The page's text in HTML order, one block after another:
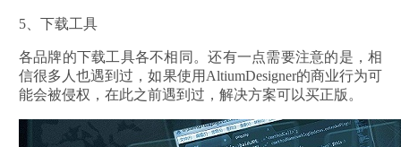
5、下载工具
各品牌的下载工具各不相同。还有一点需要注意的是，相
信很多人也遇到过，如果使用AltiumDesigner的商业行为可
能会被侵权，在此之前遇到过，解决方案可以买正版。